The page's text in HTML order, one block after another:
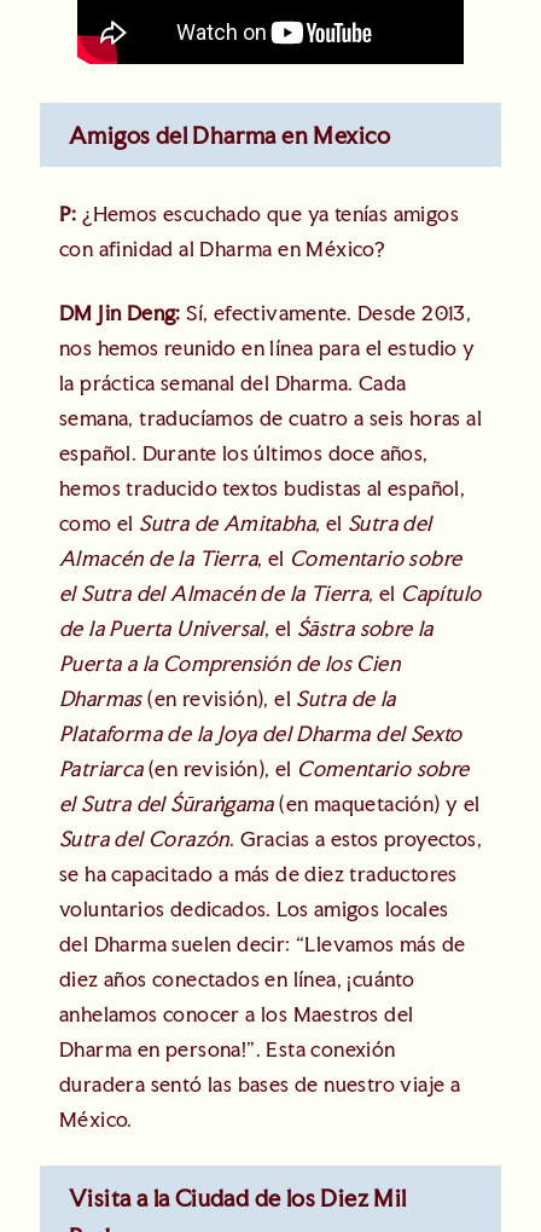
Amigos del Dharma en Mexico
P: ¿Hemos escuchado que ya tenías amigos
con afinidad al Dharma en México?
DM Jin Deng: Sí, efectivamente. Desde 2013,
nos hemos reunido en línea para el estudio y
la práctica semanal del Dharma. Cada
semana, traducíamos de cuatro a seis horas al
español. Durante los últimos doce años,
hemos traducido textos budistas al español,
como el Sutra de Amitabha, el Sutra del
Almacén de la Tierra, el Comentario sobre
el Sutra del Almacén de la Tierra, el Capítulo
de la Puerta Universal, el Śāstra sobre la
Puerta a la Comprensión de los Cien
Dharmas(en revisión), el Sutra de la
Plataforma de la Joya del Dharma del Sexto
Patriarca(en revisión), el Comentario sobre
el Sutra del Śūraṅgama(en maquetación) y el
Sutra del Corazón. Gracias a estos proyectos,
se ha capacitado a más de diez traductores
voluntarios dedicados. Los amigos locales
del Dharma suelen decir: “Llevamos más de
diez años conectados en línea, ¡cuánto
anhelamos conocer a los Maestros del
Dharma en persona!”. Esta conexión
duradera sentó las bases de nuestro viaje a
México.
Visita a la Ciudad de los Diez Mil